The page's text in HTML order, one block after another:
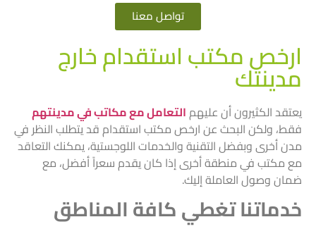
تواصل معنا
ارخص مكتب استقدام خارج
مدينتك
يعتقد الكثيرون أن عليهمالتعامل مع مكاتب في مدينتهم
فقط، ولكن البحث عن ارخص مكتب استقدام قد يتطلب النظر في
مدن أخرى وبفضل التقنية والخدمات اللوجستية، يمكنك التعاقد
مع مكتب في منطقة أخرى إذا كان يقدم سعراً أفضل، مع
ضمان وصول العاملة إليك.
خدماتنا تغطي كافة المناطق